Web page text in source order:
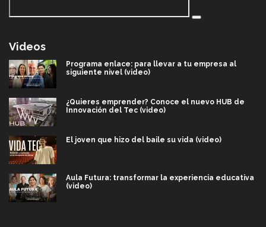
Videos
Programa enlace: para llevar a tu empresa al
siguiente nivel (video)
¿Quieres emprender? Conoce el nuevo HUB de
Innovación del Tec (video)
El joven que hizo del baile su vida (video)
Aula Futura: transformar la experiencia educativa
(video)